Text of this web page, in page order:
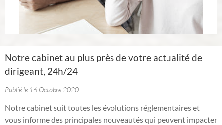
Notre cabinet au plus près de votre actualité de
dirigeant, 24h/24
Publié le 16 Octobre 2020
Notre cabinet suit toutes les évolutions réglementaires et
vous informe des principales nouveautés qui peuvent impacter